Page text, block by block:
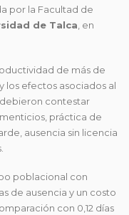
por la Facultad de
de Talca , en
de más de
los efectos asociados al
contestar
práctica de
ausencia sin licencia
poblacional con
de ausencia y un costo
con 0,12 días